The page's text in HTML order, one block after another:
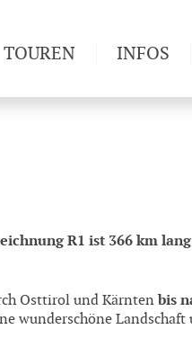
R1 ist 366 km
Osttirol und Kärntenbis
wunderschöne Landschaft
TOUREN INFOS